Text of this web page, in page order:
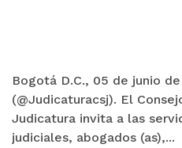
Bogotá D.C., 05 de junio
(@Judicaturacsj). El
Judicatura invita a las
judiciales, abogados (as),...